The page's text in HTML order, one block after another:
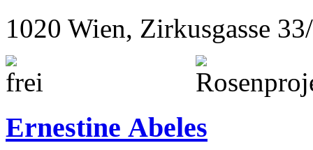
1020 Wien, Zirkusgasse
Ernestine Abeles